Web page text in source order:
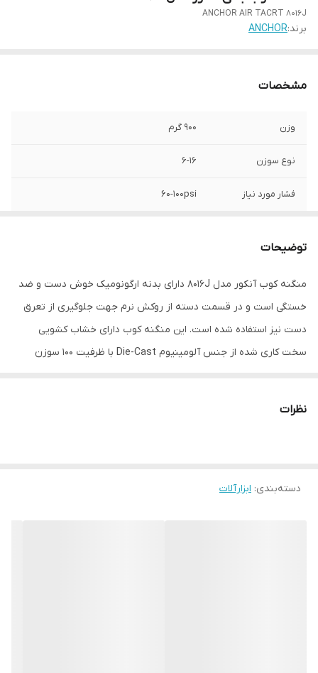
ANCHOR AIR TACRT 8016J
برند:ANCHOR
مشخصات
وزن 900 گرم
نوع سوزن 6-16
فشار مورد نیاز 60-100psi
اقلام همراه - ظرف روغن - 2 عدد آلن
25x8x9 سانتی‌متر
توضیحات
منگنه کوب آنکور مدل 8016J دارای بدنه ارگونومیک خوش دست و ضد
خستگی است و در قسمت دسته از روکش نرم جهت جلوگیری از تعرق
دست نیز استفاده شده است. این منگنه کوب دارای خشاب کشویی
سخت کاری شده از جنس آلومینیوم Die-Cast با ظرفیت 100 سوزن
و ... استفاده می‌شود. در هنگام استفاده از این ابزار، فشار کاربردی
نظرات
دسته‌بندی: ابزارآلات